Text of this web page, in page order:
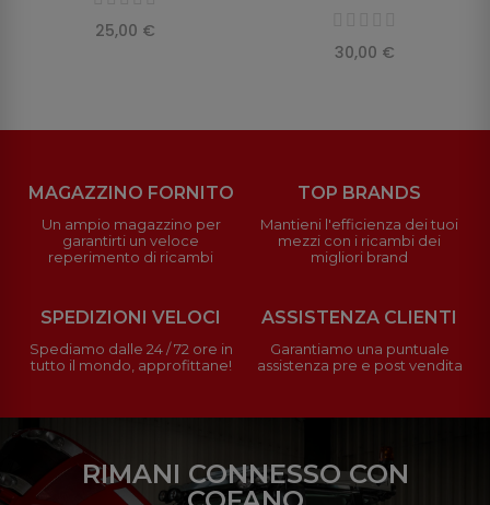
25,00 €
30,00 €
MAGAZZINO FORNITO
Un ampio magazzino per
garantirti un veloce
reperimento di ricambi
TOP BRANDS
Mantieni l'efficienza dei tuoi
mezzi con i ricambi dei
migliori brand
SPEDIZIONI VELOCI
Spediamo dalle 24 / 72 ore in
tutto il mondo, approfittane!
ASSISTENZA CLIENTI
Garantiamo una puntuale
assistenza pre e post vendita
RIMANI CONNESSO CON